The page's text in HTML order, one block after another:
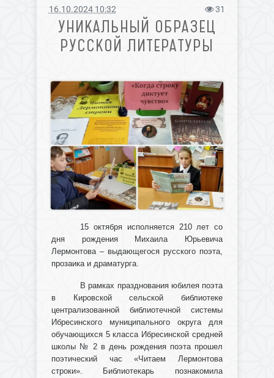
16.10.2024 10:32 31
УНИКАЛЬНЫЙ ОБРАЗЕЦ
РУССКОЙ ЛИТЕРАТУРЫ
15 октября исполняется 210 лет со
дня рождения Михаила Юрьевича
Лермонтова – выдающегося русского поэта,
прозаика и драматурга.
В рамках празднования юбилея поэта
в Кировской сельской библиотеке
централизованной библиотечной системы
Ибресинского муниципального округа для
обучающихся 5 класса Ибресинской средней
школы № 2 в день рождения поэта прошел
поэтический час «Читаем Лермонтова
строки». Библиотекарь познакомила